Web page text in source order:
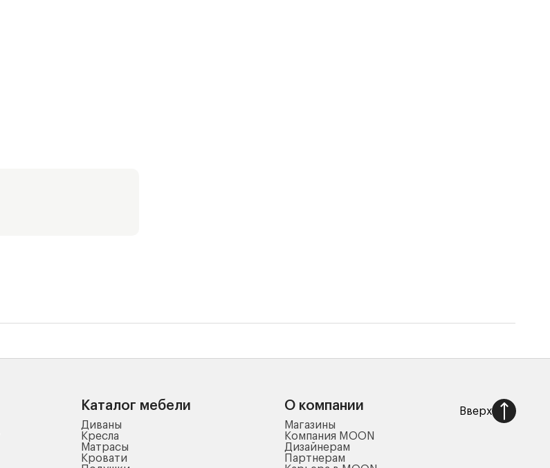
Каталог мебели
Диваны
Кресла
Матрасы
Кровати
О компании
Магазины
Компания MOON
Дизайнерам
Партнерам
Вверх